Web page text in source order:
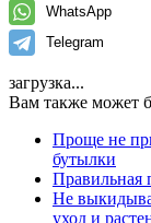
WhatsApp
Telegram
загрузка...
Вам также может
Проще не
бутылки
Правильная
Не
уход и